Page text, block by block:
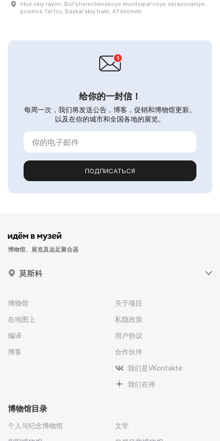
Irkut·skiy rayon, Bolʹsherechenskoye munitsipalʹnoye obrazovaniye,
posëlok Talʹtsy, Baykalʹskiy trakt, 47 kilometr
给你的一封信！
每周一次，我们将发送公告，博客，促销和博物馆更新。
以及在你的城市和全国各地的展览。
ПОДПИСАТЬСЯ
博物馆、展览及远足聚合器
莫斯科
博物馆
在地图上
编译
博客
关于项目
私隐政策
用户协议
合作伙伴
我们是VKontakte
我们在禅
博物馆目录
个人与纪念博物馆
文学